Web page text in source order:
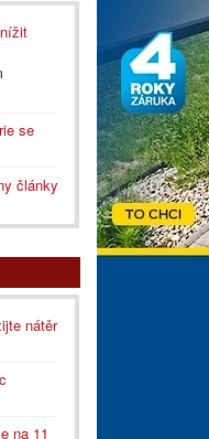
se
články
nátěr
na 11